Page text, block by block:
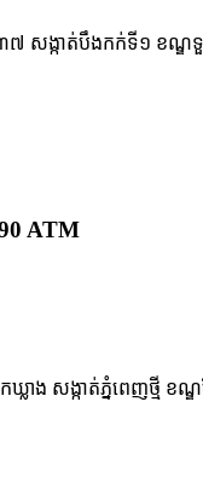
៧ សង្កាត់បឹងកក់ទី១ ខណ្ឌ
ATM
លាង សង្កាត់ភ្នំពេញថ្មី ខ